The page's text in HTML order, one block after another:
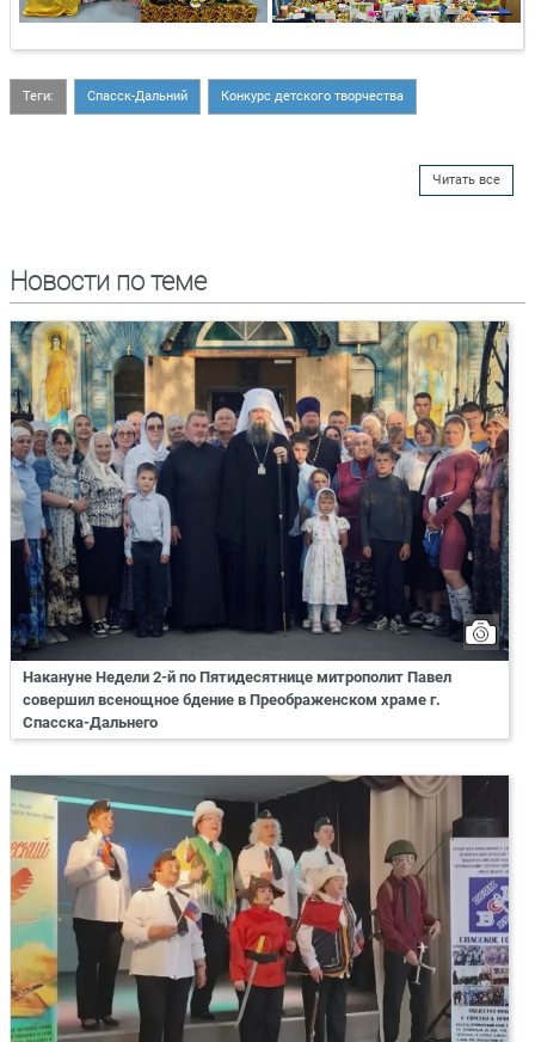
Теги: Спасск-Дальний Конкурс детского творчества
Читать все
Новости по теме
Накануне Недели 2-й по Пятидесятнице митрополит Павел
совершил всенощное бдение в Преображенском храме г.
Спасска-Дальнего